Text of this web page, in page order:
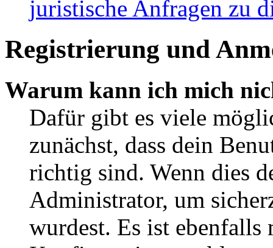
juristische Anfragen zu
Registrierung und
Warum kann ich mich
Dafür gibt es viele
zunächst, dass dein
richtig sind. Wenn dies
Administrator, um
wurdest. Es ist ebenfalls